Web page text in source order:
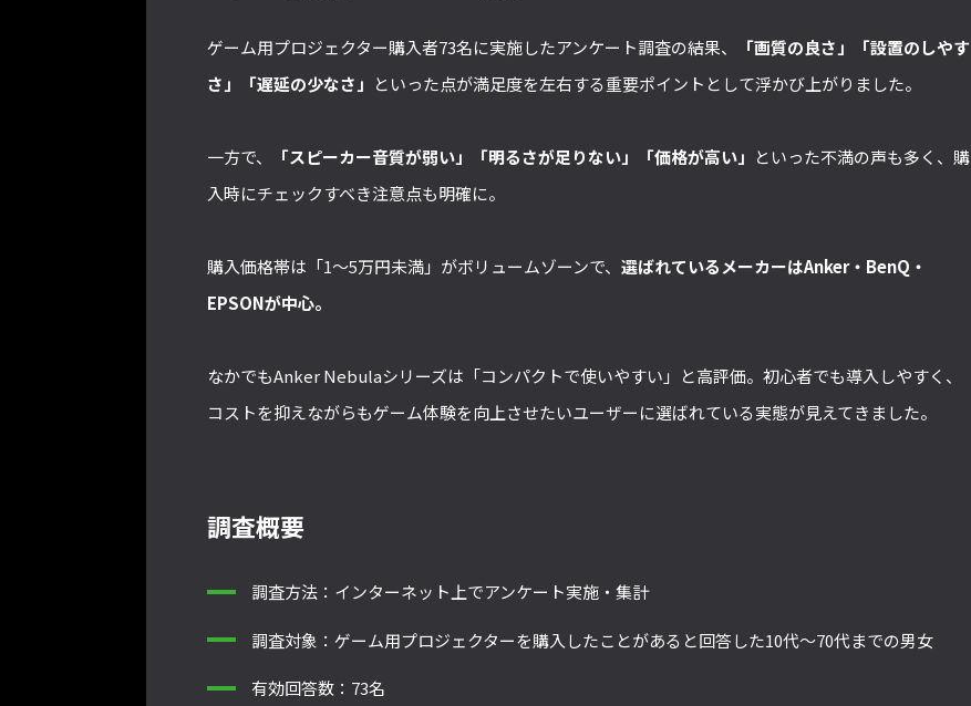
ゲーム用プロジェクター購入者73名に実施したアンケート調査の結果、
「画質の良さ」「設置のしやす
さ」「遅延の少なさ」 といった点が満足度を左右する重要ポイントとして浮かび上がりました。
一方で、 「スピーカー音質が弱い」「明るさが足りない」「価格が高い」 といった不満の声も多く、購
入時にチェックすべき注意点も明確に。
購入価格帯は「1～5万円未満」がボリュームゾーンで、 選ばれているメーカーはAnker・BenQ・
EPSONが中心。
なかでもAnker Nebulaシリーズは「コンパクトで使いやすい」と高評価。初心者でも導入しやすく、
コストを抑えながらもゲーム体験を向上させたいユーザーに選ばれている実態が見えてきました。
調査概要
調査方法：インターネット上でアンケート実施・集計
調査対象：ゲーム用プロジェクターを購入したことがあると回答した10代～70代までの男女
有効回答数：73名